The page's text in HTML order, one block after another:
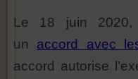
Le 18 juin 2020,
un accord avec
accord autorise